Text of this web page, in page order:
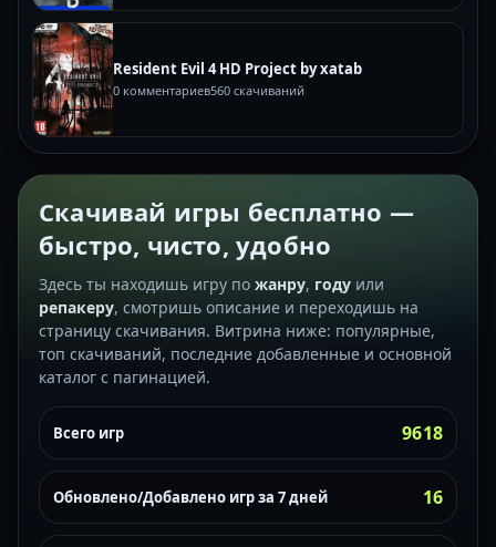
Resident Evil 4 HD Project by xatab
0 комментариев560 скачиваний
Скачивай игры бесплатно —
быстро, чисто, удобно
Здесь ты находишь игру по жанру, году или
репакеру, смотришь описание и переходишь на
страницу скачивания. Витрина ниже: популярные,
топ скачиваний, последние добавленные и основной
каталог с пагинацией.
Всего игр 9618
Обновлено/Добавлено игр за 7 дней 16